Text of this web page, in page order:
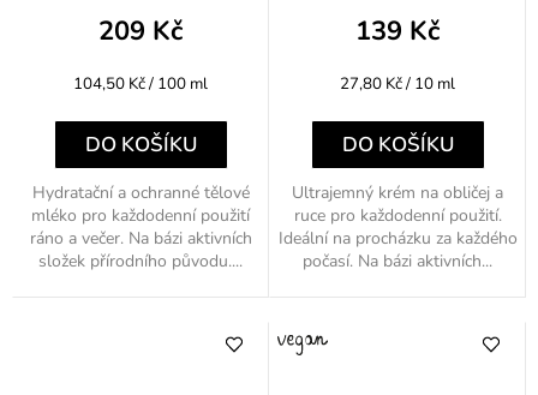
209 Kč
Měrná
104,50 Kč / 100 ml
DO KOŠÍKU
Hydratační a ochranné tělové
mléko pro každodenní použití
ráno a večer. Na bázi aktivních
složek přírodního původu....
139 Kč
Měrná
27,80 Kč / 10 ml
DO KOŠÍKU
Ultrajemný krém na obličej a
ruce pro každodenní použití.
Ideální na procházku za každého
počasí. Na bázi aktivních...